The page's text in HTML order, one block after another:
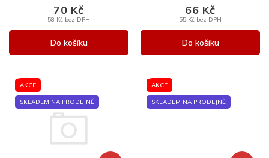
58 Kč bez DPH
70 Kč
Do košíku
55 Kč bez DPH
66 Kč
Do košíku
AKCE
SKLADEM NA PRODEJNĚ
AKCE
SKLADEM NA PRODEJNĚ